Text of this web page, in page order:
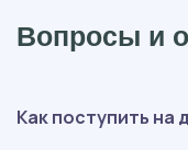
Вопросы и
Как поступить